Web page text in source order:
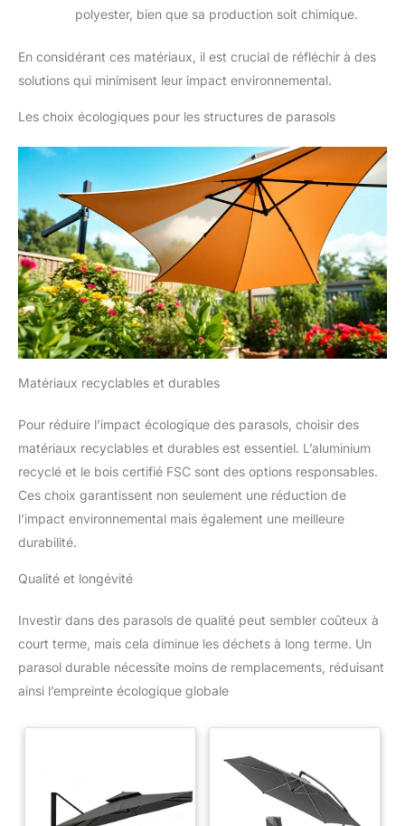
polyester, bien que sa production soit chimique.
En considérant ces matériaux, il est crucial de réfléchir à des
solutions qui minimisent leur impact environnemental.
Les choix écologiques pour les structures de parasols
Matériaux recyclables et durables
Pour réduire l’impact écologique des parasols, choisir des
matériaux recyclables et durables est essentiel. L’aluminium
recyclé et le bois certifié FSC sont des options responsables.
Ces choix garantissent non seulement une réduction de
l’impact environnemental mais également une meilleure
durabilité.
Qualité et longévité
Investir dans des parasols de qualité peut sembler coûteux à
court terme, mais cela diminue les déchets à long terme. Un
parasol durable nécessite moins de remplacements, réduisant
ainsi l’empreinte écologique globale